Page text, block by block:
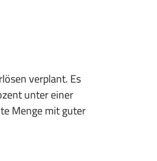
verplant. Es
unter einer
Menge mit guter